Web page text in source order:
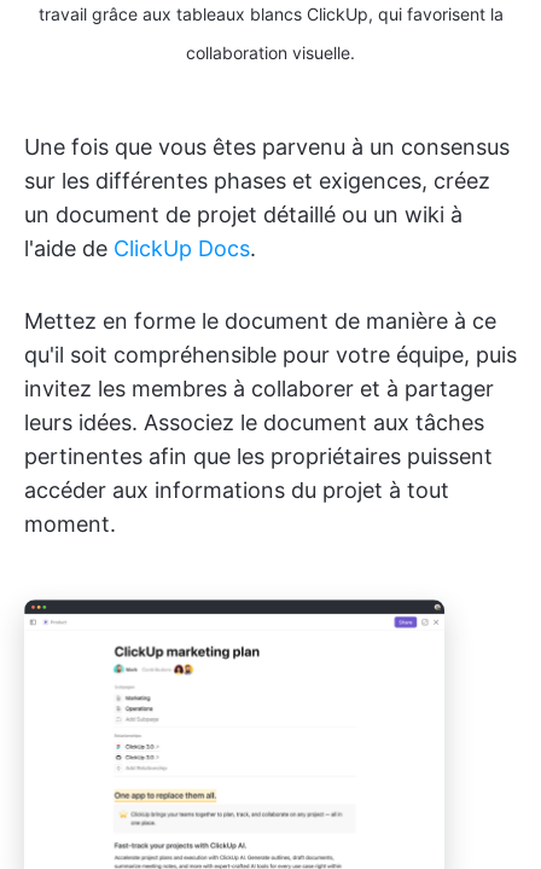
travail grâce aux tableaux blancs ClickUp, qui favorisent la
collaboration visuelle.
Une fois que vous êtes parvenu à un consensus
sur les différentes phases et exigences, créez
un document de projet détaillé ou un wiki à
l'aide de ClickUp Docs.
Mettez en forme le document de manière à ce
qu'il soit compréhensible pour votre équipe, puis
invitez les membres à collaborer et à partager
leurs idées. Associez le document aux tâches
pertinentes afin que les propriétaires puissent
accéder aux informations du projet à tout
moment.